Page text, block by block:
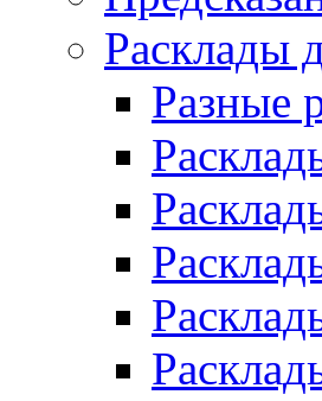
Расклады
Разные